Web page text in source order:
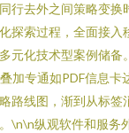
行去外之间策略变换
探索过程，全面接入
元化技术型案例储备
加专通如PDF信息卡
路线图，渐到从标签
\n\n纵观软件和服务